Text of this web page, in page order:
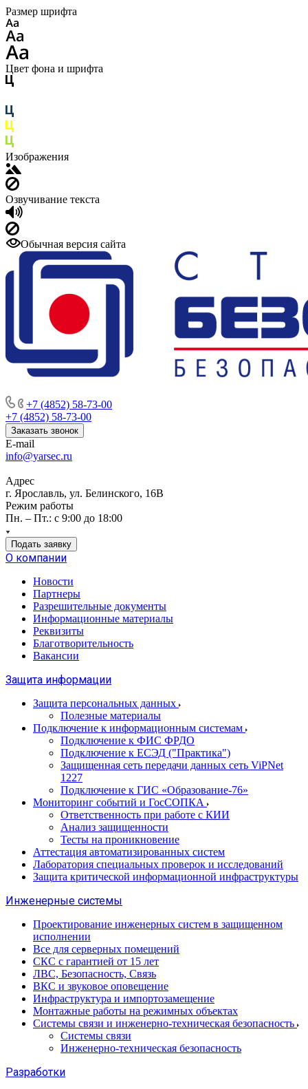
Размер шрифта
Цвет фона и шрифта
Изображения
Озвучивание текста
Обычная версия сайта
+7 (4852) 58-73-00
+7 (4852) 58-73-00
Заказать звонок
E-mail
info@yarsec.ru
Адрес
г. Ярославль, ул. Белинского, 16В
Режим работы
Пн. – Пт.: с 9:00 до 18:00
Подать заявку
О компании
Новости
Партнеры
Разрешительные документы
Информационные материалы
Реквизиты
Благотворительность
Вакансии
Защита информации
Защита персональных данных
Полезные материалы
Подключение к информационным системам
Подключение к ФИС ФРДО
Подключение к ЕСЭД ("Практика")
Защищенная сеть передачи данных сеть ViPNet
1227
Подключение к ГИС «Образование-76»
Мониторинг событий и ГосСОПКА
Ответственность при работе с КИИ
Анализ защищенности
Тесты на проникновение
Аттестация автоматизированных систем
Лаборатория специальных проверок и исследований
Защита критической информационной инфраструктуры
Инженерные системы
Проектирование инженерных систем в защищенном
исполнении
Все для серверных помещений
СКС с гарантией от 15 лет
ЛВС, Безопасность, Связь
ВКС и звуковое оповещение
Инфраструктура и импортозамещение
Монтажные работы на режимных объектах
Системы связи и инженерно-техническая безопасность
Системы связи
Инженерно-техническая безопасность
Разработки